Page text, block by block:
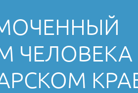
ЧЕЛОВЕКА